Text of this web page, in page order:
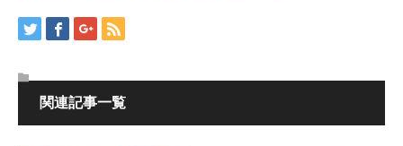
関連記事一覧